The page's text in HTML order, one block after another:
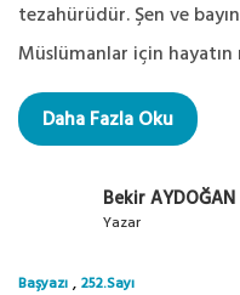
tezahürüdür. Şen ve
Müslümanlar için hayatın
Daha Fazla Oku
Bekir AYDOĞAN
Yazar
Başyazı , 252.Sayı